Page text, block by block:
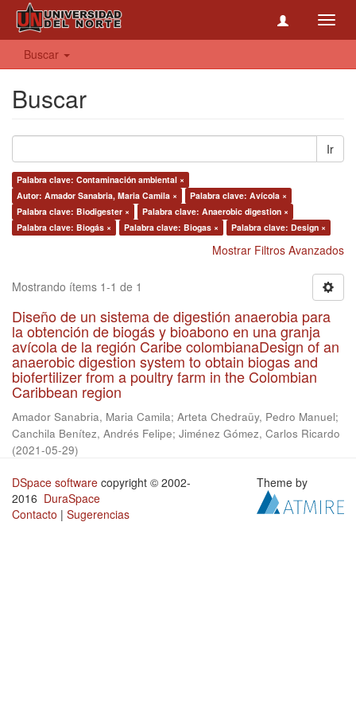
Buscar
Buscar
Ir
Palabra clave: Contaminación ambiental ×
Autor: Amador Sanabria, Maria Camila ×
Palabra clave: Avícola ×
Palabra clave: Biodigester ×
Palabra clave: Anaerobic digestion ×
Palabra clave: Biogás ×
Palabra clave: Biogas × Palabra clave: Design ×
Mostrar Filtros Avanzados
Mostrando ítems 1-1 de 1
Diseño de un sistema de digestión anaerobia para
la obtención de biogás y bioabono en una granja
avícola de la región Caribe colombianaDesign of an
anaerobic digestion system to obtain biogas and
biofertilizer from a poultry farm in the Colombian
Caribbean region
Amador Sanabria, Maria Camila; Arteta Chedraüy, Pedro Manuel;
Canchila Benítez, Andrés Felipe; Jiménez Gómez, Carlos Ricardo
(2021-05-29)
DSpace software copyright © 2002-
2016 DuraSpace
Contacto | Sugerencias
Theme by